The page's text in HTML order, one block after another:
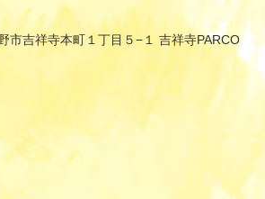
市吉祥寺本町１丁目５−１ 吉祥寺PARCO